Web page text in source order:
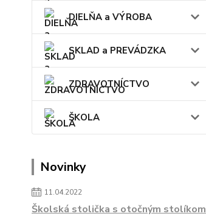
DIELŇA a VÝROBA
SKLAD a PREVÁDZKA
ZDRAVOTNÍCTVO
ŠKOLA
Novinky
11.04.2022
Školská stolička s otočným stolíkom